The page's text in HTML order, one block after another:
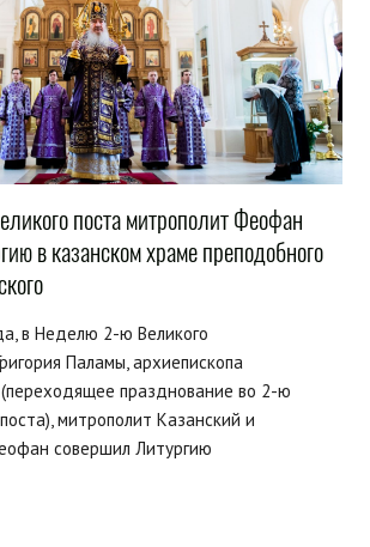
поста митрополит Феофан
в казанском храме преподобного
в Неделю 2-ю Великого
Паламы, архиепископа
празднование во 2-ю
митрополит Казанский и
совершил Литургию